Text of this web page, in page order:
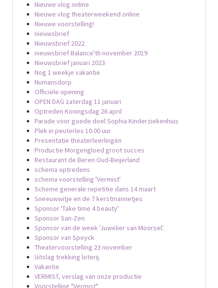
Nieuwe vlog online
Nieuwe vlog theaterweekend online
Nieuwe voorstelling!
nieuwsbrief
Nieuwsbrief 2022
nieuwsbrief Balance'th november 2019
Nieuwsbrief januari 2023
Nog 1 weekje vakantie
Numansdorp
Officiële opening
OPEN DAG zaterdag 11 januari
Optreden Koningsdag 26 april
Parade voor goede doel Sophia Kinderziekenhuis
Plek in peuterles 10.00 uur
Presentatie theaterleerlingen
Productie Morgengloed groot succes
Restaurant de Beren Oud-Beijerland
schema optredens
schema voorstelling 'Vermist'
Scheme generale repetitie dans 14 maart
Sneeuwwitje en de 7 kerstmannetjes
Sponsor 'Take time 4 beauty'
Sponsor San-Zen
Sponsor van de week 'Juwelier van Moorsel'.
Sponsor van Speyck
Theatervoorstelling 23 november
Uitslag trekking loterij.
Vakantie
VERMIST, verslag van onze productie
Voorstelling "Vermist"